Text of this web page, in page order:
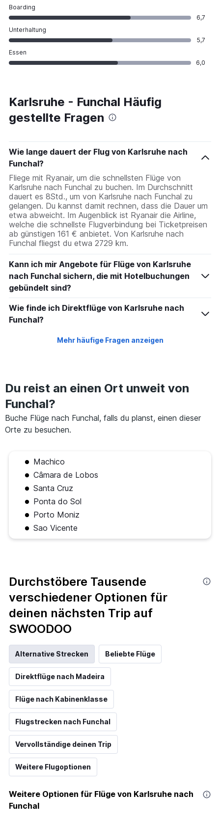
Boarding
6,7
Unterhaltung
5,7
Essen
6,0
Karlsruhe - Funchal Häufig
gestellte Fragen
Wie lange dauert der Flug von Karlsruhe nach
Funchal?
Fliege mit Ryanair, um die schnellsten Flüge von
Karlsruhe nach Funchal zu buchen. Im Durchschnitt
dauert es 8Std., um von Karlsruhe nach Funchal zu
gelangen. Du kannst damit rechnen, dass die Dauer um
etwa abweicht. Im Augenblick ist Ryanair die Airline,
welche die schnellste Flugverbindung bei Ticketpreisen
ab günstigen 161 € anbietet. Von Karlsruhe nach
Funchal fliegst du etwa 2729 km.
Kann ich mir Angebote für Flüge von Karlsruhe
nach Funchal sichern, die mit Hotelbuchungen
gebündelt sind?
Wie finde ich Direktflüge von Karlsruhe nach
Funchal?
Mehr häufige Fragen anzeigen
Du reist an einen Ort unweit von
Funchal?
Buche Flüge nach Funchal, falls du planst, einen dieser
Orte zu besuchen.
Machico
Câmara de Lobos
Santa Cruz
Ponta do Sol
Porto Moniz
Sao Vicente
Durchstöbere Tausende
verschiedener Optionen für
deinen nächsten Trip auf
SWOODOO
Alternative Strecken Beliebte Flüge
Direktflüge nach Madeira
Flüge nach Kabinenklasse
Flugstrecken nach Funchal
Vervollständige deinen Trip
Weitere Flugoptionen
Weitere Optionen für Flüge von Karlsruhe nach
Funchal